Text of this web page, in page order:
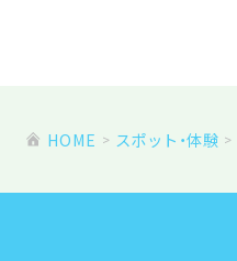
HOME スポット・体験